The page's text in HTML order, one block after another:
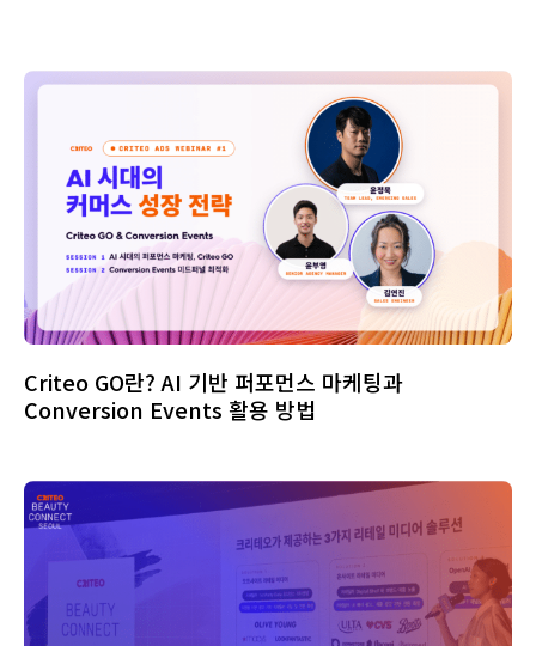
Criteo GO란? AI 기반 퍼포먼스 마케팅과
Conversion Events 활용 방법